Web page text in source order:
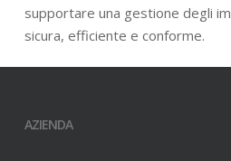
supportare una gestione degli
sicura, efficiente e conforme.
AZIENDA